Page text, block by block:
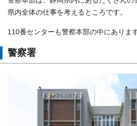
県内全体の仕事を考えるところです。
110番センターも警察本部の中にあります
警察署